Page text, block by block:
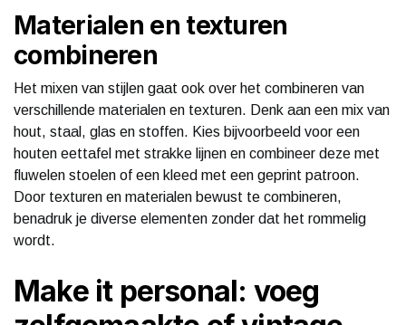
Materialen en texturen
combineren
Het mixen van stijlen gaat ook over het combineren van
verschillende materialen en texturen. Denk aan een mix van
hout, staal, glas en stoffen. Kies bijvoorbeeld voor een
houten eettafel met strakke lijnen en combineer deze met
fluwelen stoelen of een kleed met een geprint patroon.
Door texturen en materialen bewust te combineren,
benadruk je diverse elementen zonder dat het rommelig
wordt.
Make it personal: voeg